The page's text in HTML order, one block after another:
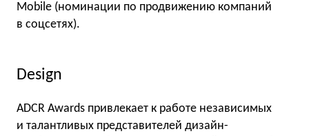
Mobile (номинации по продвижению компаний
в соцсетях).
Design
ADCR Awards привлекает к работе независимых
и талантливых представителей дизайн-